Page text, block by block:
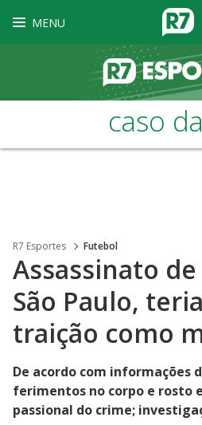
MENU
caso
R7 Esportes Futebol
Assassinato
São Paulo,
traição como
De acordo com informações
ferimentos no corpo e rosto
passional do crime;